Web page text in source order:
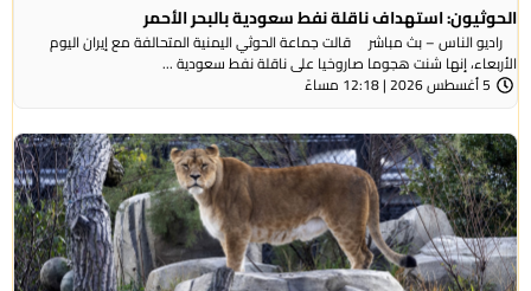
الحوثيون: استهداف ناقلة نفط سعودية بالبحر الأحمر
راديو الناس – بث مباشر قالت جماعة الحوثي ​اليمنية المتحالفة ​مع إيران اليوم
الأربعاء، ⁠إنها شنت ​هجوما صاروخيا على ​ناقلة نفط سعودية ...
5 أغسطس 2026 | 12:18 مساءً